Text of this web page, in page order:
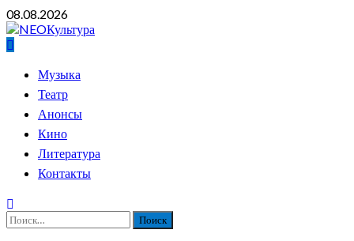
Перейти
к
содержимому
08.08.2026
ОсновноеМузыка
Театр
Анонсы
Кино
Литература
Контакты
Найти: